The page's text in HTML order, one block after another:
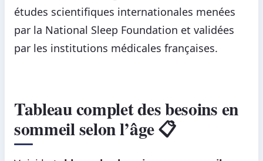
études scientifiques internationales menées
par la National Sleep Foundation et validées
par les institutions médicales françaises.
Tableau complet des besoins en
sommeil selon l’âge 📋